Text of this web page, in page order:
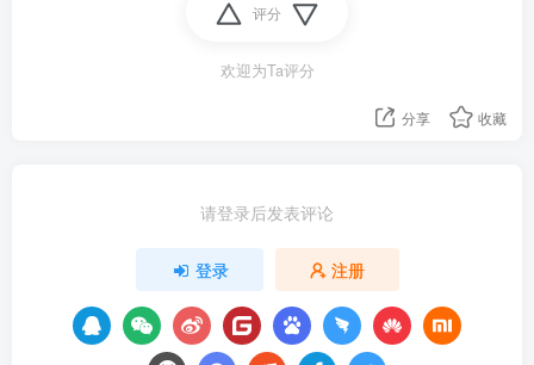
评分
欢迎为Ta评分
分享 收藏
请登录后发表评论
登录 注册